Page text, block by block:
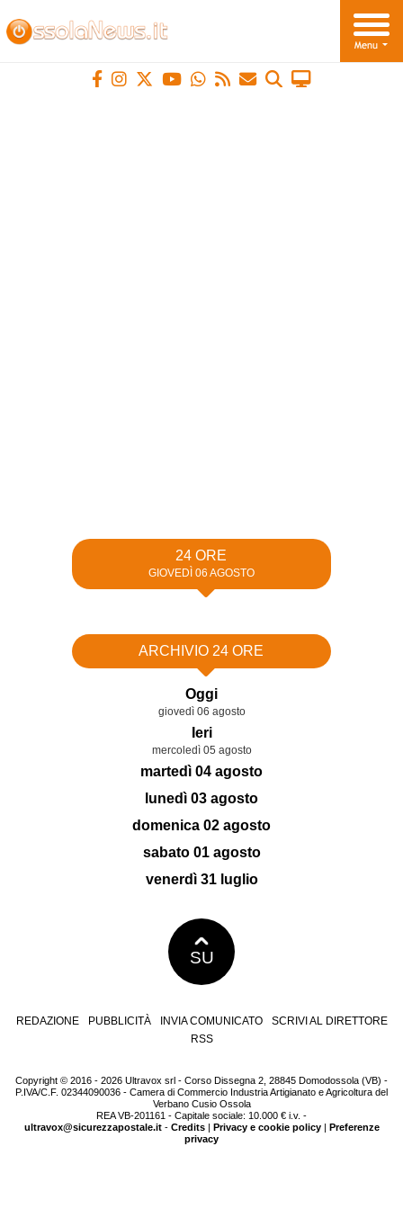
24 ORE
GIOVEDÌ 06 AGOSTO
ARCHIVIO 24 ORE
Oggi
giovedì 06 agosto
Ieri
mercoledì 05 agosto
martedì 04 agosto
lunedì 03 agosto
domenica 02 agosto
sabato 01 agosto
venerdì 31 luglio
SU
REDAZIONE PUBBLICITÀ INVIA COMUNICATO
SCRIVI AL DIRETTORE
RSS
Copyright © 2016 - 2026 Ultravox srl - Corso Dissegna 2, 28845 Domodossola (VB) -
P.IVA/C.F. 02344090036 - Camera di Commercio Industria Artigianato e Agricoltura del
Verbano Cusio Ossola
REA VB-201161 - Capitale sociale: 10.000 € i.v. -
ultravox@sicurezzapostale.it- Credits| Privacy e cookie policy| Preferenze
privacy